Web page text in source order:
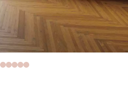
PARQUET EN CHÊNE